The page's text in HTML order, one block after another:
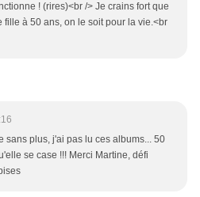
! (rires)<br /> Je crains fort que
fille à 50 ans, on le soit pour la vie.<br
sans plus, j'ai pas lu ces albums... 50
se case !!! Merci Martine, défi